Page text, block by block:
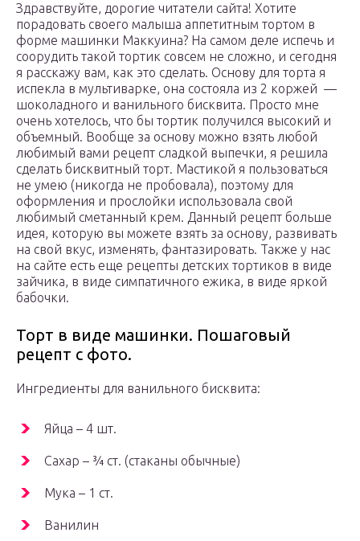
Здравствуйте, дорогие читатели сайта! Хотите
порадовать своего малыша аппетитным тортом в
форме машинки Маккуина? На самом деле испечь и
соорудить такой тортик совсем не сложно, и сегодня
я расскажу вам, как это сделать. Основу для торта я
испекла в мультиварке, она состояла из 2 коржей —
шоколадного и ванильного бисквита. Просто мне
очень хотелось, что бы тортик получился высокий и
объемный. Вообще за основу можно взять любой
любимый вами рецепт сладкой выпечки, я решила
сделать бисквитный торт. Мастикой я пользоваться
не умею (никогда не пробовала), поэтому для
оформления и прослойки использовала свой
любимый сметанный крем. Данный рецепт больше
идея, которую вы можете взять за основу, развивать
на свой вкус, изменять, фантазировать. Также у нас
на сайте есть еще рецепты детских тортиков в виде
зайчика, в виде симпатичного ежика, в виде яркой
бабочки.
Торт в виде машинки. Пошаговый
рецепт с фото.
Ингредиенты для ванильного бисквита:
Яйца – 4 шт.
Сахар – ¾ ст. (стаканы обычные)
Мука – 1 ст.
Ванилин